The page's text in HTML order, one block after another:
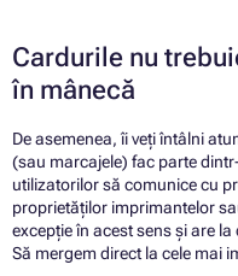
Cardurile nu
în mânecă
De asemenea, îi veți întâlni
(sau marcajele) fac parte
utilizatorilor să comunice cu
proprietăților imprimantelor
excepție în acest sens și are
Să mergem direct la cele mai